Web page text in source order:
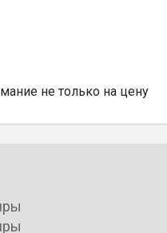
не только на цену